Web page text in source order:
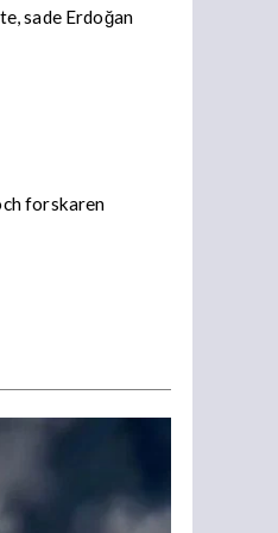
sade Erdoğan
forskaren